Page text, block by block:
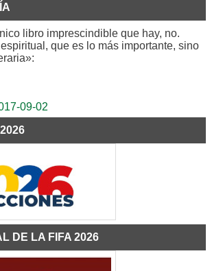
libro imprescindible que hay, no.
que es lo más importante, sino
DE LA FIFA 2026